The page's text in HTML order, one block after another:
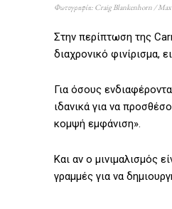
Φωτογραφία: Craig Blankenhorn / Max
Στην περίπτωση της
διαχρονικό φινίρισμα,
Για όσους
ιδανικά για να
κομψή εμφάνιση».
Και αν ο μινιμαλισμός
γραμμές για να